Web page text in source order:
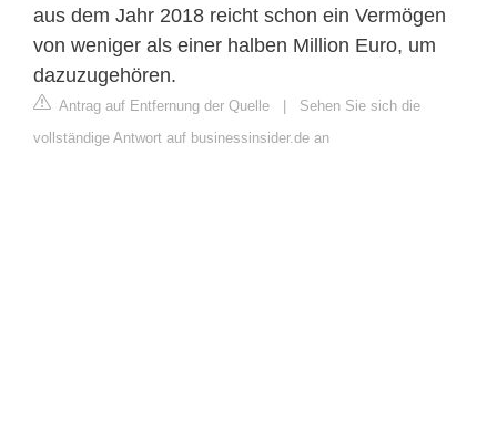
aus dem Jahr 2018 reicht schon ein Vermögen
von weniger als einer halben Million Euro, um
dazuzugehören.
Antrag auf Entfernung der Quelle
Sehen Sie sich die
vollständige Antwort auf businessinsider.de an